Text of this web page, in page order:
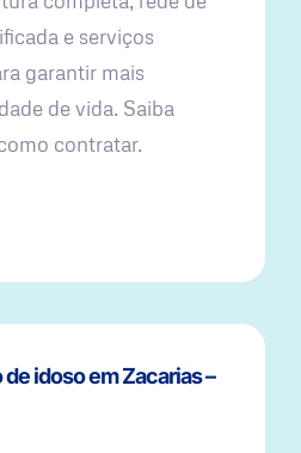
e serviços
garantir mais
de vida. Saiba
contratar.
idoso em Zacarias –